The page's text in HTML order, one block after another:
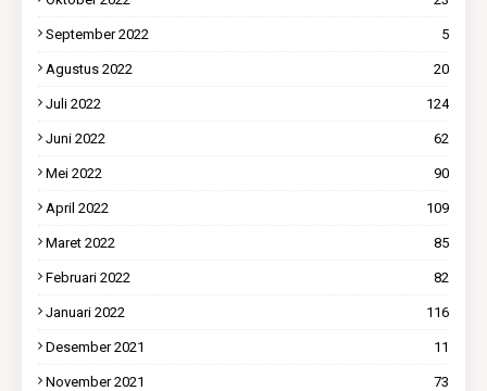
September 2022 5
Agustus 2022 20
Juli 2022 124
Juni 2022 62
Mei 2022 90
April 2022 109
Maret 2022 85
Februari 2022 82
Januari 2022 116
Desember 2021 11
November 2021 73